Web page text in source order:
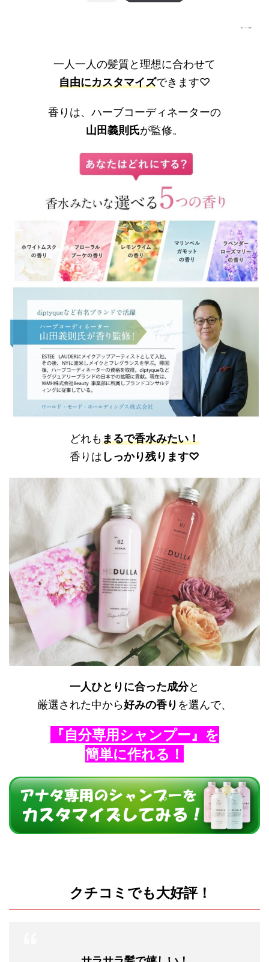
一人一人の髪質と理想に合わせて
自由にカスタマイズできます♡
香りは、ハーブコーディネーターの
山田義則氏が監修。
どれもまるで香水みたい！
香りは しっかり残ります♡
一人ひとりに合った成分と
厳選された中から好みの香り を選んで、
『自分専用シャンプー』を
簡単に作れる！
クチコミでも大好評！